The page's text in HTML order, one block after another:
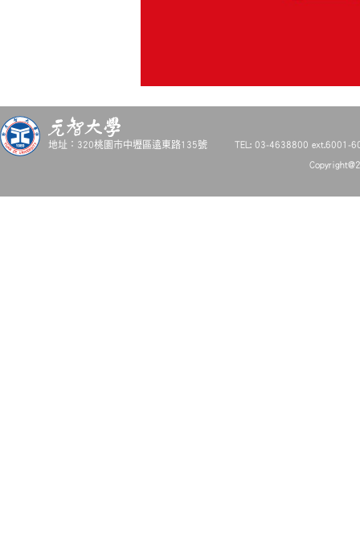
地址：320桃園市中壢區遠東路135號 TEL: 03-4638800 ext.6001-